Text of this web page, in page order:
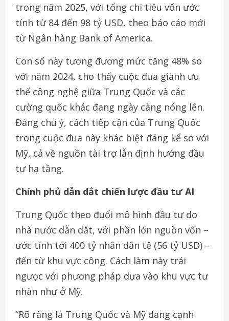
trong năm 2025, với tổng chi tiêu vốn ước
tính từ 84 đến 98 tỷ USD, theo báo cáo mới
từ Ngân hàng Bank of America.
Con số này tương đương mức tăng 48% so
với năm 2024, cho thấy cuộc đua giành ưu
thế công nghệ giữa Trung Quốc và các
cường quốc khác đang ngày càng nóng lên.
Đáng chú ý, cách tiếp cận của Trung Quốc
trong cuộc đua này khác biệt đáng kể so với
Mỹ, cả về nguồn tài trợ lẫn định hướng đầu
tư hạ tầng.
Chính phủ dẫn dắt chiến lược đầu tư AI
Trung Quốc theo đuổi mô hình đầu tư do
nhà nước dẫn dắt, với phần lớn nguồn vốn –
ước tính tới 400 tỷ nhân dân tệ (56 tỷ USD) –
đến từ khu vực công. Cách làm này trái
ngược với phương pháp dựa vào khu vực tư
nhân như ở Mỹ.
“Rõ ràng là Trung Quốc và Mỹ đang cạnh